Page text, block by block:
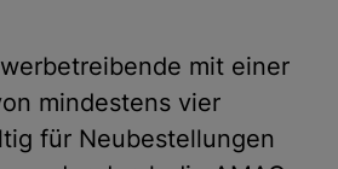
mit einer
mindestens vier
für Neubestellungen